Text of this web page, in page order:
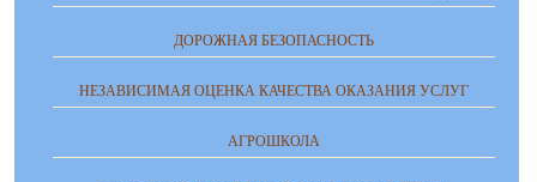
ДОРОЖНАЯ БЕЗОПАСНОСТЬ
НЕЗАВИСИМАЯ ОЦЕНКА КАЧЕСТВА ОКАЗАНИЯ УСЛУГ
АГРОШКОЛА